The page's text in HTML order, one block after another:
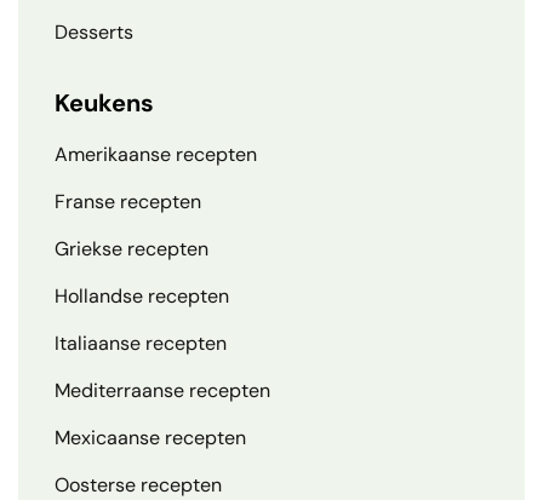
Desserts
Keukens
Amerikaanse recepten
Franse recepten
Griekse recepten
Hollandse recepten
Italiaanse recepten
Mediterraanse recepten
Mexicaanse recepten
Oosterse recepten